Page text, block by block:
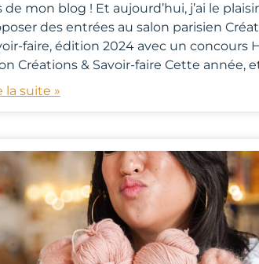
de mon blog ! Et aujourd’hui, j’ai le
des entrées au salon parisien
faire, édition 2024 avec un concours
Créations & Savoir-faire Cette année,
la suite »